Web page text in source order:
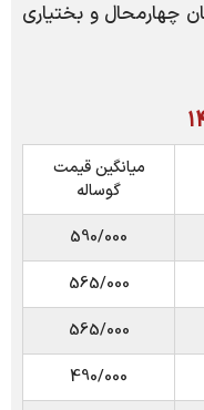
چهارمحال و بختیاری
میانگین قیمت
گوساله
590/000
565/000
565/000
490/000